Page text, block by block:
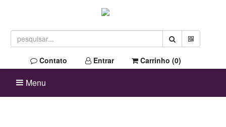
Contato Entrar Carrinho (0)
Menu